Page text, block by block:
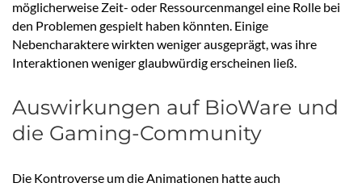
möglicherweise Zeit- oder Ressourcenmangel eine Rolle bei
den Problemen gespielt haben könnten. Einige
Nebencharaktere wirkten weniger ausgeprägt, was ihre
Interaktionen weniger glaubwürdig erscheinen ließ.
Auswirkungen auf BioWare und
die Gaming-Community
Die Kontroverse um die Animationen hatte auch